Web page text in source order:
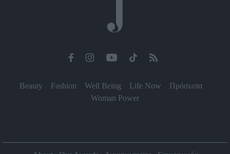
Beauty Fashion Well Being Life Now
Πρόσωπα
Woman Power